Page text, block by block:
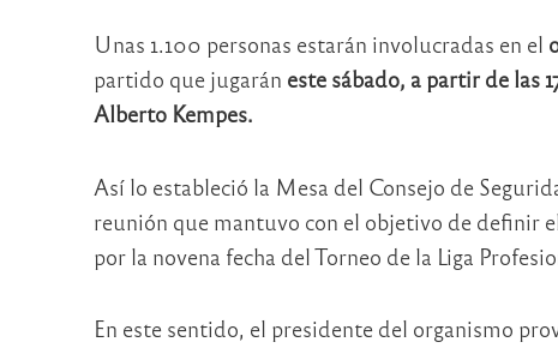
Unas 1.100 personas estarán involucradas en el
partido que jugarán este sábado, a partir de las
Alberto Kempes.
Así lo estableció la Mesa del Consejo de
reunión que mantuvo con el objetivo de definir
por la novena fecha del Torneo de la Liga
En este sentido, el presidente del organismo